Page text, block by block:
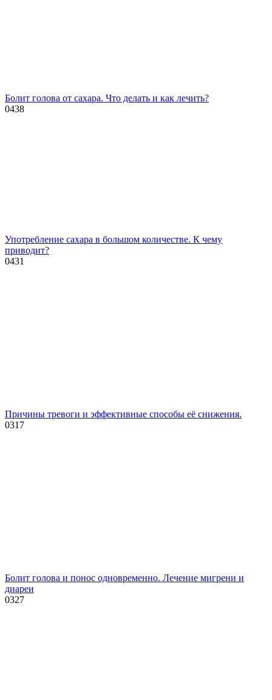
Болит голова от сахара. Что делать и как лечить?
0438
Употребление сахара в большом количестве. К чему
приводит?
0431
Причины тревоги и эффективные способы её снижения.
0317
Болит голова и понос одновременно. Лечение мигрени и
диареи
0327